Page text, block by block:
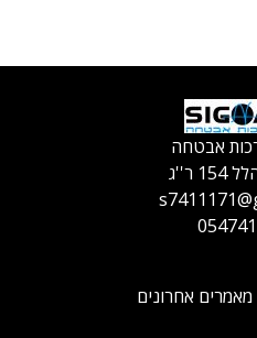
אבטחה
ר''ג
מאמרים אחרונים